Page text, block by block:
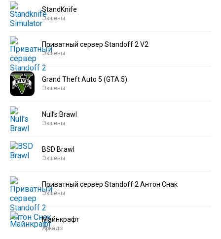
StandKnife
Экшены
Приватный сервер Standoff 2 V2
Экшены
Grand Theft Auto 5 (GTA 5)
Экшены
Null’s Brawl
Экшены
BSD Brawl
Экшены
Приватный сервер Standoff 2 Антон Снак
Экшены
Майнкрафт
Аркады